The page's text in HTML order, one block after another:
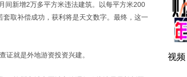
间新增2万多平方米违法建筑。以每平方米200
取补偿成功，获利将是天文数字。最终，这一
证就是外地游资投资兴建。 视频